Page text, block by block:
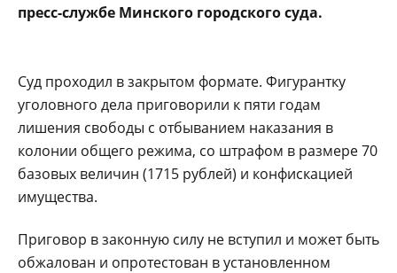
пресс-службе Минского городского суда.
Суд проходил в закрытом формате. Фигурантку
уголовного дела приговорили к пяти годам
лишения свободы с отбыванием наказания в
колонии общего режима, со штрафом в размере 70
базовых величин (1715 рублей) и конфискацией
имущества.
Приговор в законную силу не вступил и может быть
обжалован и опротестован в установленном